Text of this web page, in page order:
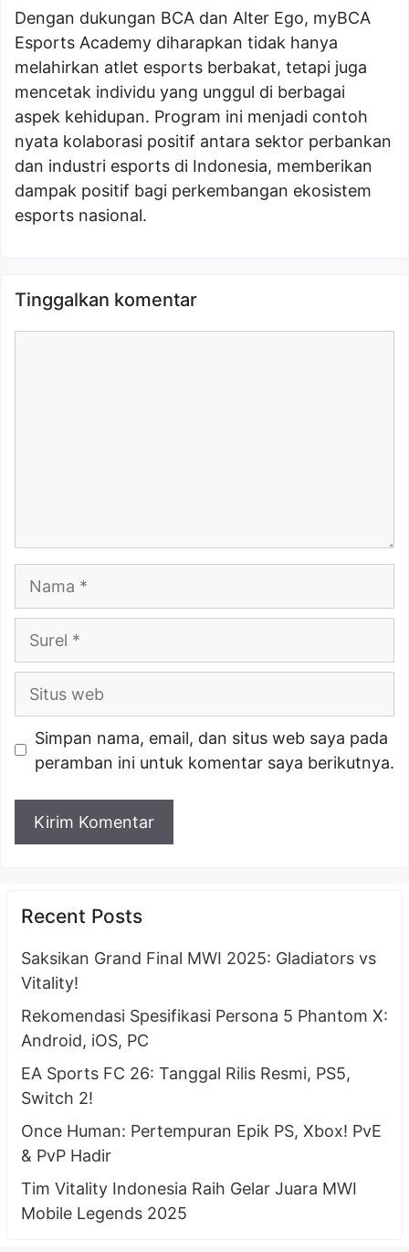
Dengan dukungan BCA dan Alter Ego, myBCA
Esports Academy diharapkan tidak hanya
melahirkan atlet esports berbakat, tetapi juga
mencetak individu yang unggul di berbagai
aspek kehidupan. Program ini menjadi contoh
nyata kolaborasi positif antara sektor perbankan
dan industri esports di Indonesia, memberikan
dampak positif bagi perkembangan ekosistem
esports nasional.
Tinggalkan komentar
Surel
Situs
Simpan nama, email, dan situs web saya pada
peramban ini untuk komentar saya berikutnya.
Recent Posts
Saksikan Grand Final MWI 2025: Gladiators vs
Vitality!
Rekomendasi Spesifikasi Persona 5 Phantom X:
Android, iOS, PC
EA Sports FC 26: Tanggal Rilis Resmi, PS5,
Switch 2!
Once Human: Pertempuran Epik PS, Xbox! PvE
& PvP Hadir
Tim Vitality Indonesia Raih Gelar Juara MWI
Mobile Legends 2025